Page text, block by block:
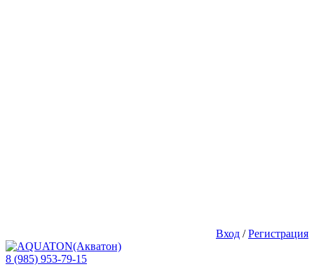
Вход /Регистрация
8 (985) 953-79-15